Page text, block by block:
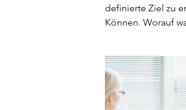
definierte Ziel zu
Können. Worauf